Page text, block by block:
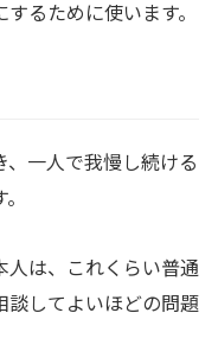
るために使います。
一人で我慢し続ける
は、これくらい普通
談してよいほどの問題